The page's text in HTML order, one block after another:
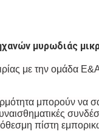
μυρωδιάς
με την ομάδα
μπορούν να
πίστη